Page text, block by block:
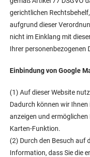
gerichtlichen
aufgrund dieser
nicht im Einklang mit
Ihrer personenbezogenen
Einbindung von Google
(1) Auf dieser Website
Dadurch können wir
anzeigen und
Karten-Funktion.
(2) Durch den Besuch auf
Information, dass Sie die